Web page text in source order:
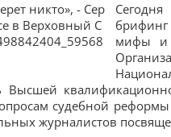
Сегодня
мифы и
Высшей
судебной
журналистов